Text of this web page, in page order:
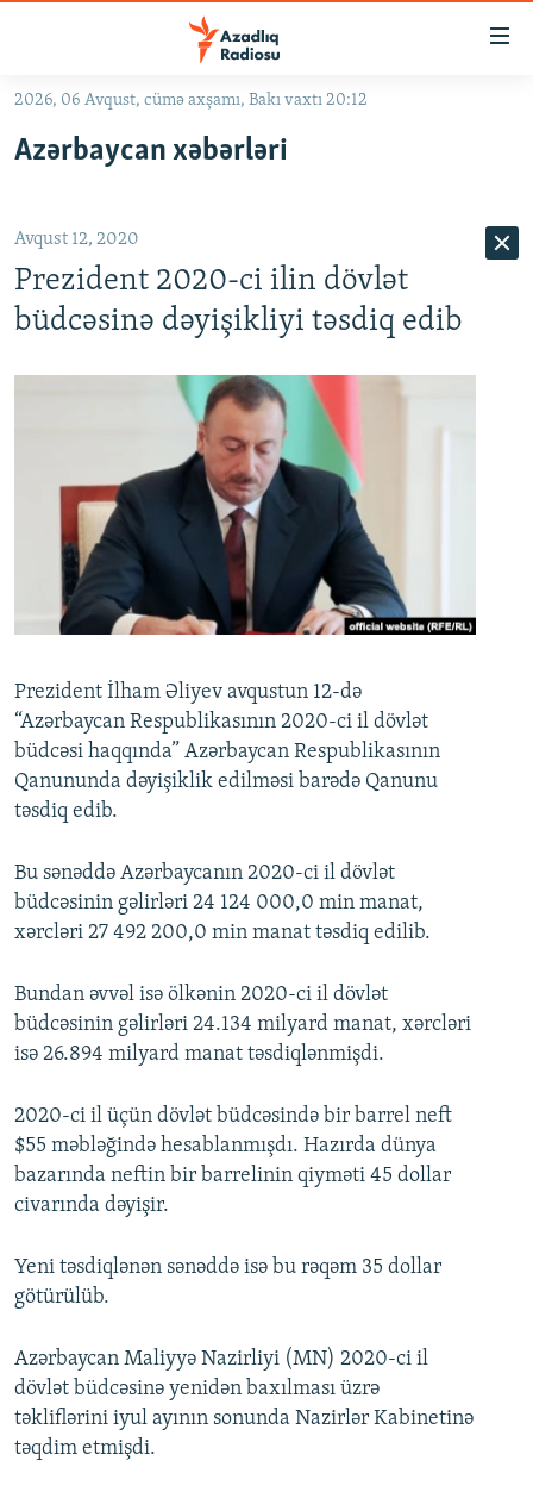
Əsas
qayıt
qayıt
Axtarışa
keç
#ƏSLINDƏ
FOTOQALEREYA
İNFOQRAFIKA
KARIKATURA
OXU ZALI
AZƏRBAYCAN ƏDƏBIYYATI KITABXANASI
İSLAM VƏ DEMOKRATIYA
HAQQIMIZDA
MISSIYAMIZ
PEŞƏ ETIKASI VƏ JURNALISTIKA STANDARTLARIMIZ
AZADLIQRADIOSU MOBIL TELEFONUNUZDA
BIZIMLƏ ƏLAQƏ
XƏBƏR BÜLLETENLƏRIMIZ
BIZI IZLƏ
RFE/RL-in bütün saytları
2026, 06 Avqust, cümə axşamı, Bakı vaxtı 20:12
Azərbaycan xəbərləri
Avqust 12, 2020
Prezident 2020-ci ilin dövlət
büdcəsinə dəyişikliyi təsdiq edib
Prezident İlham Əliyev avqustun 12-də
“Azərbaycan Respublikasının 2020-ci il dövlət
büdcəsi haqqında” Azərbaycan Respublikasının
Qanununda dəyişiklik edilməsi barədə Qanunu
təsdiq edib.
Bu sənəddə Azərbaycanın 2020-ci il dövlət
büdcəsinin gəlirləri 24 124 000,0 min manat,
xərcləri 27 492 200,0 min manat təsdiq edilib.
Bundan əvvəl isə ölkənin 2020-ci il dövlət
büdcəsinin gəlirləri 24.134 milyard manat, xərcləri
isə 26.894 milyard manat təsdiqlənmişdi.
2020-ci il üçün dövlət büdcəsində bir barrel neft
$55 məbləğində hesablanmışdı. Hazırda dünya
bazarında neftin bir barrelinin qiyməti 45 dollar
civarında dəyişir.
Yeni təsdiqlənən sənəddə isə bu rəqəm 35 dollar
götürülüb.
Azərbaycan Maliyyə Nazirliyi (MN) 2020-ci il
dövlət büdcəsinə yenidən baxılması üzrə
təkliflərini iyul ayının sonunda Nazirlər Kabinetinə
təqdim etmişdi.